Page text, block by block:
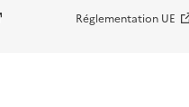
Réglementation UE